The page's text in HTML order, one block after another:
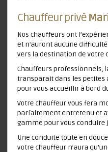
Chauffeur privé
Nos chauffeurs ont
et n'auront aucune
vers la destination de votre
Chauffeurs professionnels,
transparait dans les
pour vous accueillir à bord
Votre chauffeur vous fera
parfaitement entretenu et
gamme pour vous conduire
Une conduite toute en
votre chauffeur n’aura